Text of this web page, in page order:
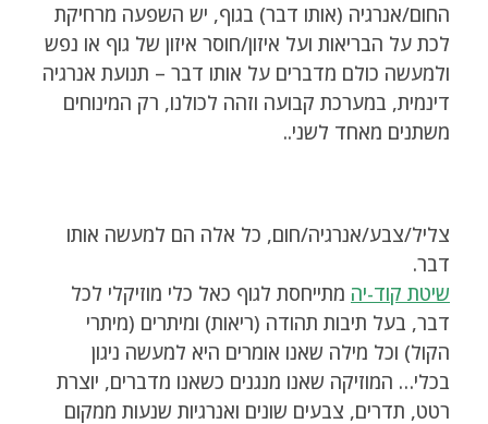
החום/אנרגיה (אותו דבר) בגוף, יש השפעה מרחיקת
לכת על הבריאות ועל איזון/חוסר איזון של גוף או נפש
ולמעשה כולם מדברים על אותו דבר – תנועת אנרגיה
דינמית, במערכת קבועה וזהה לכולנו, רק המינוחים
משתנים מאחד לשני..
צליל/צבע/אנרגיה/חום, כל אלה הם למעשה אותו
דבר.
שיטת קוד-יה מתייחסת לגוף כאל כלי מוזיקלי לכל
דבר, בעל תיבות תהודה (ריאות) ומיתרים (מיתרי
הקול) וכל מילה שאנו אומרים היא למעשה ניגון
בכלי… המוזיקה שאנו מנגנים כשאנו מדברים, יוצרת
רטט, תדרים, צבעים שונים ואנרגיות שנעות ממקום